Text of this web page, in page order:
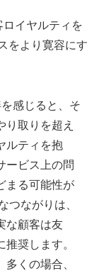
イヤルティを
をより寛容にす
感じると、そ
り取りを超え
ルティを抱
ービス上の問
まる可能性が
つながりは、
な顧客は友
奨します。
くの場合、